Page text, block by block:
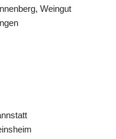
Weingut